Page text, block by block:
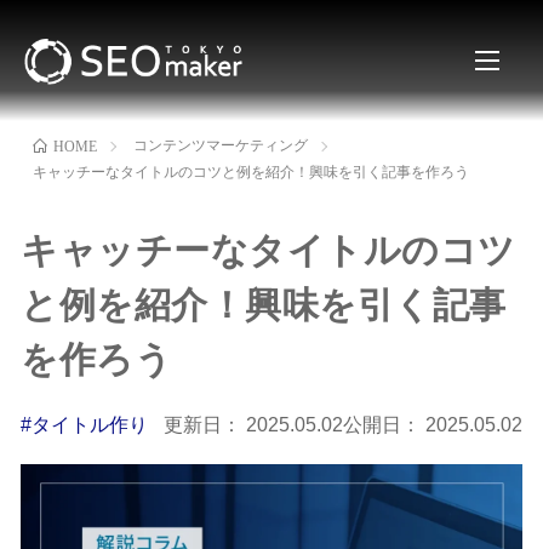
HOME
コンテンツマーケティング
キャッチーなタイトルのコツと例を紹介！興味を引く記事を作ろう
キャッチーなタイトルのコツ
と例を紹介！興味を引く記事
を作ろう
#タイトル作り 更新日： 2025.05.02公開日： 2025.05.02